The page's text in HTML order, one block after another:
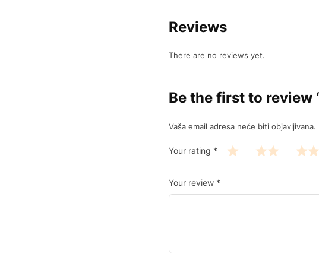
Reviews
There are no reviews yet.
Be the first to review
Vaša email adresa neće biti objavljivana.
Your rating *
Your review *